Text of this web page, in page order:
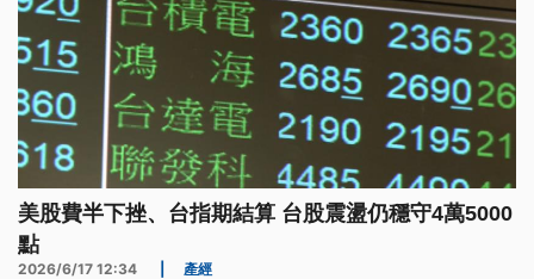
美股費半下挫、台指期結算 台股震盪仍穩守4萬5000
點
2026/6/17 12:34 產經